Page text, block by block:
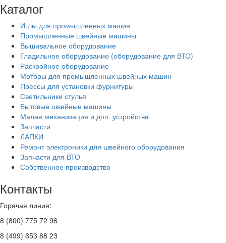
Каталог
Иглы для промышленных машин
Промышленные швейные машины
Вышивальное оборудование
Гладильное оборудование (оборудование для ВТО)
Раскройное оборудование
Моторы для промышленных швейных машин
Прессы для установки фурнитуры
Светильники стулья
Бытовые швейные машины
Малая механизация и доп. устройства
Запчасти
ЛАПКИ
Ремонт электроники для швейного оборудования
Запчасти для ВТО
Собственное производство
Контакты
Горячая линия:
8 (800) 775 72 96
8 (499) 653 88 23